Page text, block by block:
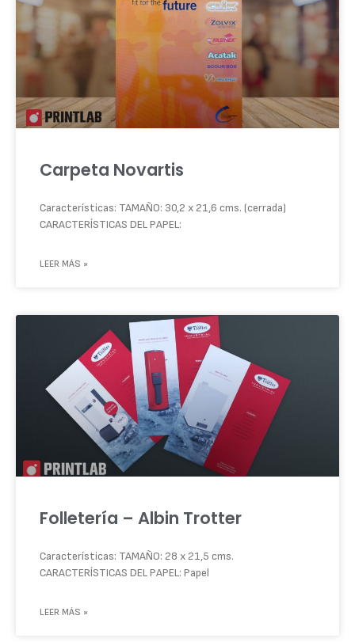
Carpeta Novartis
Características: TAMAÑO: 30,2 x 21,6 cms. (cerrada)
CARACTERÍSTICAS DEL PAPEL:
LEER MÁS »
Folletería – Albin Trotter
Características: TAMAÑO: 28 x 21,5 cms.
CARACTERÍSTICAS DEL PAPEL: Papel
LEER MÁS »